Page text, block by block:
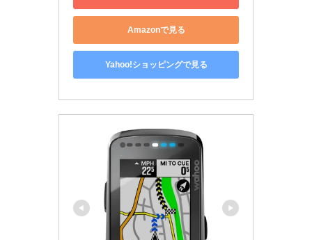
Amazonで見る
Yahoo!ショッピングで見る